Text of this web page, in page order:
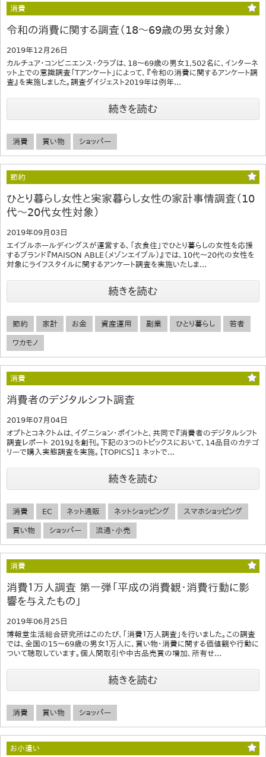
消費
令和の消費に関する調査（18～69歳の男女対象）
2019年12月26日
カルチュア・コンビニエンス・クラブは、18～69歳の男女1,502名に、インターネ
ット上での意識調査「Tアンケート」によって、『令和の消費に関するアンケート調
査』を実施しました。調査ダイジェスト2019年は例年...
続きを読む
消費 買い物 ショッパー
節約
ひとり暮らし女性と実家暮らし女性の家計事情調査（10
代～20代女性対象）
2019年09月03日
エイブルホールディングスが運営する、「衣食住」でひとり暮らしの女性を応援
するブランド『MAISON ABLE（メゾンエイブル）』では、10代～20代の女性を
対象にライフスタイルに関するアンケート調査を実施いたしま...
続きを読む
節約 家計 お金 資産運用 副業 ひとり暮らし 若者
ワカモノ
消費
消費者のデジタルシフト調査
2019年07月04日
オプトとコネクトムは、イグニション・ポイントと、共同で『消費者のデジタルシフト
調査レポート 2019』を創刊。下記の3つのトピックスにおいて、14品目のカテゴ
リーで購入実態調査を実施。【TOPICS】1 ネットで...
続きを読む
消費 EC ネット通販 ネットショッピング スマホショッピング
買い物 ショッパー 流通・小売
消費
消費１万人調査 第一弾「平成の消費観･消費行動に影
響を与えたもの」
2019年06月25日
博報堂生活総合研究所はこのたび、｢消費１万人調査｣を行いました。この調査
では、全国の15～69歳の男女１万人に、買い物･消費に関する価値観や行動に
ついて聴取しています。個人間取引や中古品売買の増加、所有せ...
続きを読む
消費 買い物 ショッパー
お小遣い